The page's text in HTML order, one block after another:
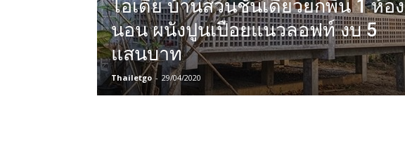
ไอเดีย บ้านสวนชั้นเดียวยกพื้น 1 ห้อง
นอน ผนังปูนเปือยแนวลอฟท์ งบ 5
แสนบาท
Thailetgo - 29/04/2020